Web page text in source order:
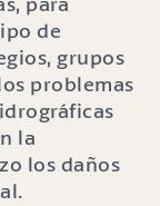
de
grupos
problemas
la
los daños